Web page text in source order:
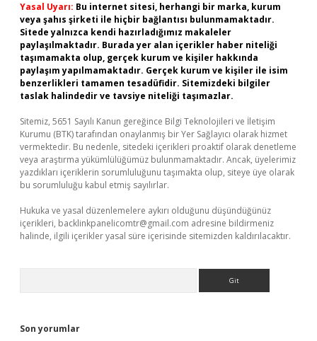
Yasal Uyarı: Bu internet sitesi, herhangi bir marka, kurum
veya şahıs şirketi ile hiçbir bağlantısı bulunmamaktadır.
Sitede yalnızca kendi hazırladığımız makaleler
paylaşılmaktadır. Burada yer alan içerikler haber niteliği
taşımamakta olup, gerçek kurum ve kişiler hakkında
paylaşım yapılmamaktadır. Gerçek kurum ve kişiler ile isim
benzerlikleri tamamen tesadüfidir. Sitemizdeki bilgiler
taslak halindedir ve tavsiye niteliği taşımazlar.
Sitemiz, 5651 Sayılı Kanun gereğince Bilgi Teknolojileri ve İletişim
Kurumu (BTK) tarafından onaylanmış bir Yer Sağlayıcı olarak hizmet
vermektedir. Bu nedenle, sitedeki içerikleri proaktif olarak denetleme
veya araştırma yükümlülüğümüz bulunmamaktadır. Ancak, üyelerimiz
yazdıkları içeriklerin sorumluluğunu taşımakta olup, siteye üye olarak
bu sorumluluğu kabul etmiş sayılırlar.
Hukuka ve yasal düzenlemelere aykırı olduğunu düşündüğünüz
içerikleri, backlinkpanelicomtr@gmail.com adresine bildirmeniz
halinde, ilgili içerikler yasal süre içerisinde sitemizden kaldırılacaktır.
Son yorumlar